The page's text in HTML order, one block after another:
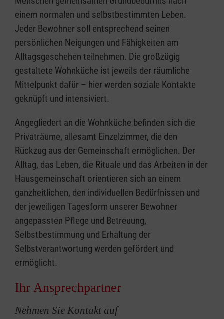
einem normalen und selbstbestimmten Leben.
Jeder Bewohner soll entsprechend seinen
persönlichen Neigungen und Fähigkeiten am
Alltagsgeschehen teilnehmen. Die großzügig
gestaltete Wohnküche ist jeweils der räumliche
Mittelpunkt dafür – hier werden soziale Kontakte
geknüpft und intensiviert.
Angegliedert an die Wohnküche befinden sich die
Privaträume, allesamt Einzelzimmer, die den
Rückzug aus der Gemeinschaft ermöglichen. Der
Alltag, das Leben, die Rituale und das Arbeiten in der
Hausgemeinschaft orientieren sich an einem
ganzheitlichen, den individuellen Bedürfnissen und
der jeweiligen Tagesform unserer Bewohner
angepassten Pflege und Betreuung,
Selbstbestimmung und Erhaltung der
Selbstverantwortung werden gefördert und
ermöglicht.
Ihr Ansprechpartner
Nehmen Sie Kontakt auf